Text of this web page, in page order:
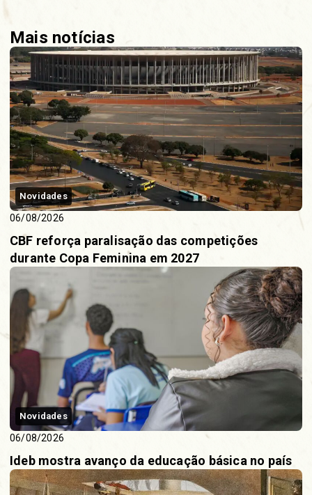
Mais notícias
Novidades
06/08/2026
CBF reforça paralisação das competições
durante Copa Feminina em 2027
Novidades
06/08/2026
Ideb mostra avanço da educação básica no país